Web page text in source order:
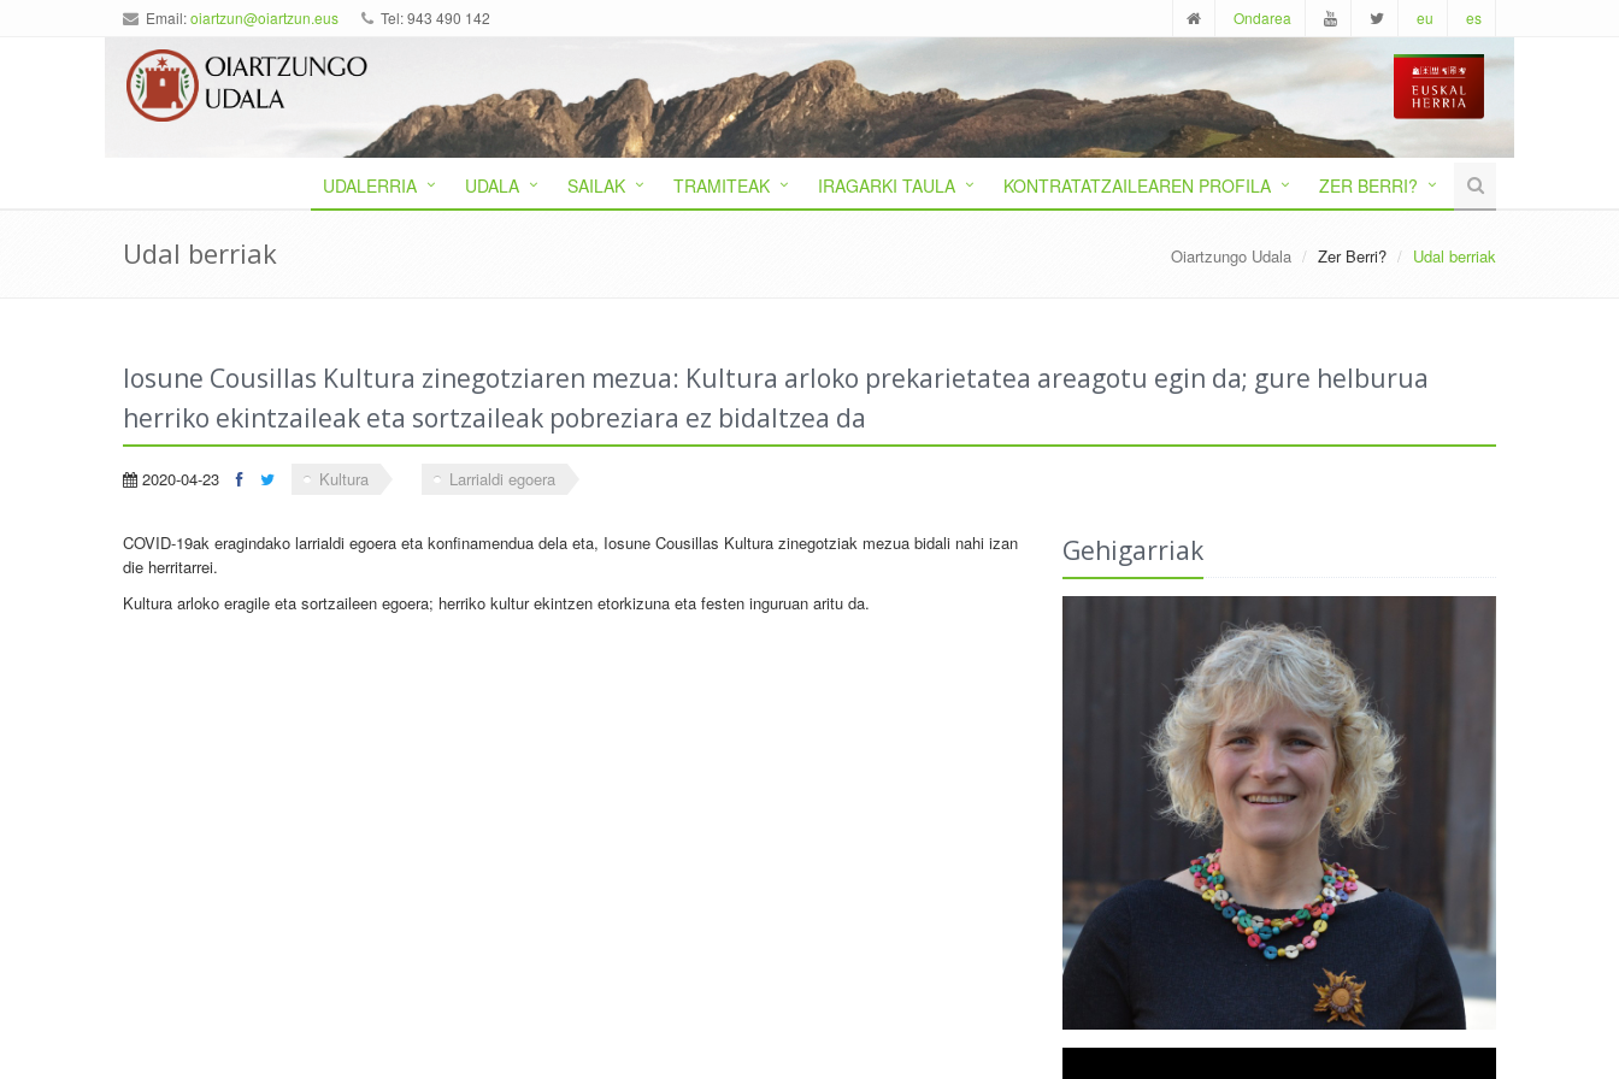
Email:oiartzun@oiartzun.eus Tel: 943 490 142 Ondarea eu es
UDALERRIA UDALA SAILAK TRAMITEAK IRAGARKI TAULA KONTRATATZAILEAREN PROFILA ZER BERRI?
Udal berriak Oiartzungo Udala Zer Berri? Udal berriak
Iosune Cousillas Kultura zinegotziaren mezua: Kultura arloko prekarietatea areagotu egin da; gure helburua
herriko ekintzaileak eta sortzaileak pobreziara ez bidaltzea da
2020-04-23 Kultura Larrialdi egoera
COVID-19ak eragindako larrialdi egoera eta konfinamendua dela eta, Iosune Cousillas Kultura zinegotziak mezua bidali nahi izan
die herritarrei.
Kultura arloko eragile eta sortzaileen egoera; herriko kultur ekintzen etorkizuna eta festen inguruan aritu da.
Gehigarriak